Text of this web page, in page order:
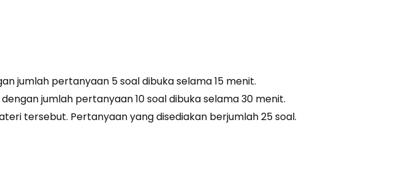
jumlah pertanyaan 5 soal dibuka selama 15 menit.
jumlah pertanyaan 10 soal dibuka selama 30 menit.
tersebut. Pertanyaan yang disediakan berjumlah 25 soal.